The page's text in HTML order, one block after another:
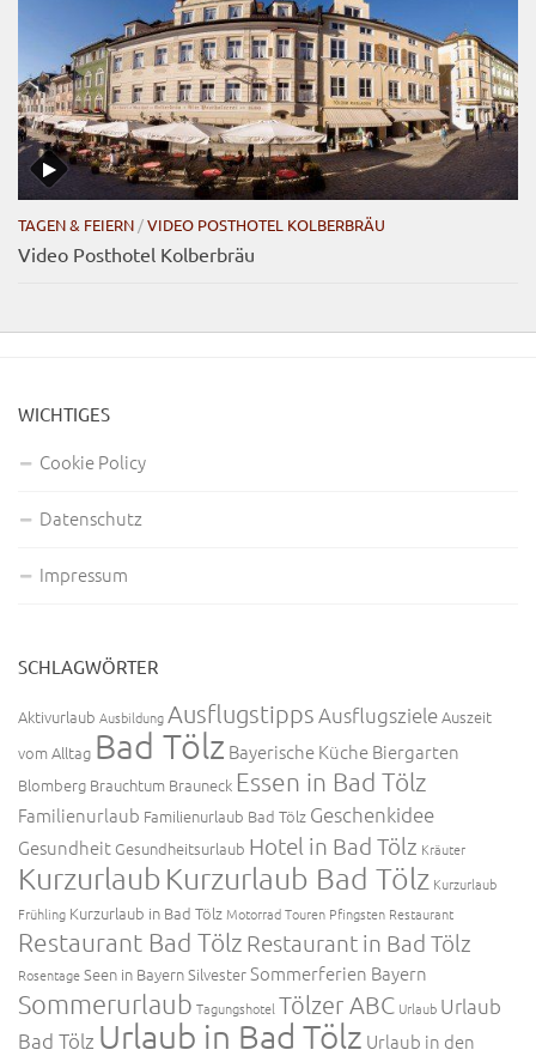
TAGEN & FEIERN /VIDEO POSTHOTEL KOLBERBRÄU
Video Posthotel Kolberbräu
WICHTIGES
Cookie Policy
Datenschutz
Impressum
SCHLAGWÖRTER
Aktivurlaub AusbildungAusflugstippsAusflugszieleAuszeit
vom Alltag Bad Tölz Bayerische KücheBiergarten
Blomberg Brauchtum Brauneck Essen in Bad Tölz
Familienurlaub Familienurlaub Bad Tölz Geschenkidee
Gesundheit Gesundheitsurlaub Hotel in Bad Tölz Kräuter
Kurzurlaub Kurzurlaub Bad Tölz Kurzurlaub
Frühling Kurzurlaub in Bad Tölz Motorrad Touren Pfingsten Restaurant
Restaurant Bad Tölz Restaurant in Bad Tölz
RosentageSeen in BayernSilvesterSommerferien Bayern
Sommerurlaub Tagungshotel Tölzer ABC Urlaub Urlaub
Bad Tölz Urlaub in Bad Tölz Urlaub in den